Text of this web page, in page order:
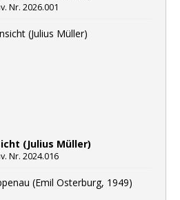
Nr. 2026.001
(Julius Müller)
Nr. 2024.016